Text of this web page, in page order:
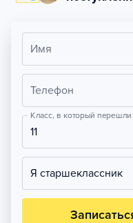
Имя
Телефон
Класс, в который перешли
11
Я старшеклассник